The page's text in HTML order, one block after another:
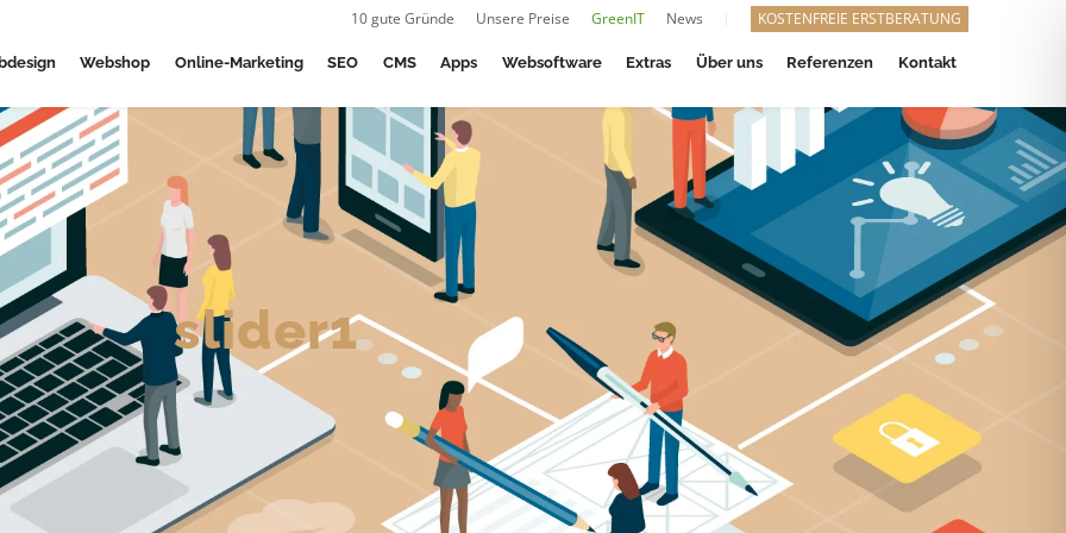
10 gute Gründe Unsere Preise GreenIT News KOSTENFREIE ERSTBERATUNG
Webshop Online-Marketing SEO CMS Apps Websoftware Extras Über uns Referenzen Kontakt
slider1